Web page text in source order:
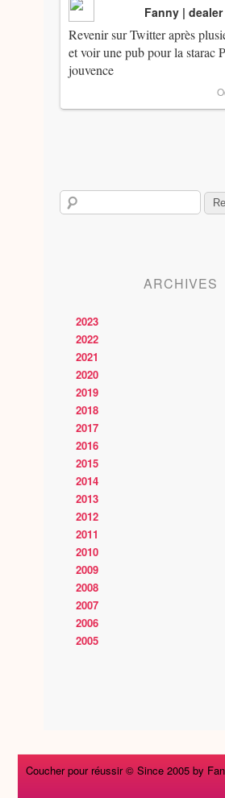
Revenir sur Twitter après
et voir une pub pour la starac
jouvence
Fanny |
ARCHIVES
2023
2022
2021
2020
2019
2018
2017
2016
2015
2014
2013
2012
2011
2010
2009
2008
2007
2006
2005
Coucher pour réussir © Since 2005 by